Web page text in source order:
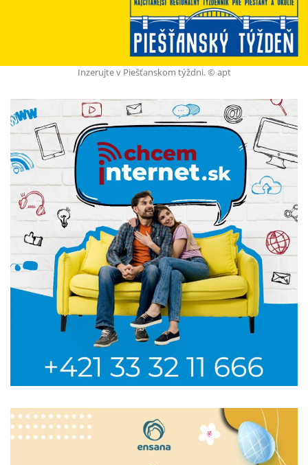
Inzerujte v Piešťanskom týždni. © apt